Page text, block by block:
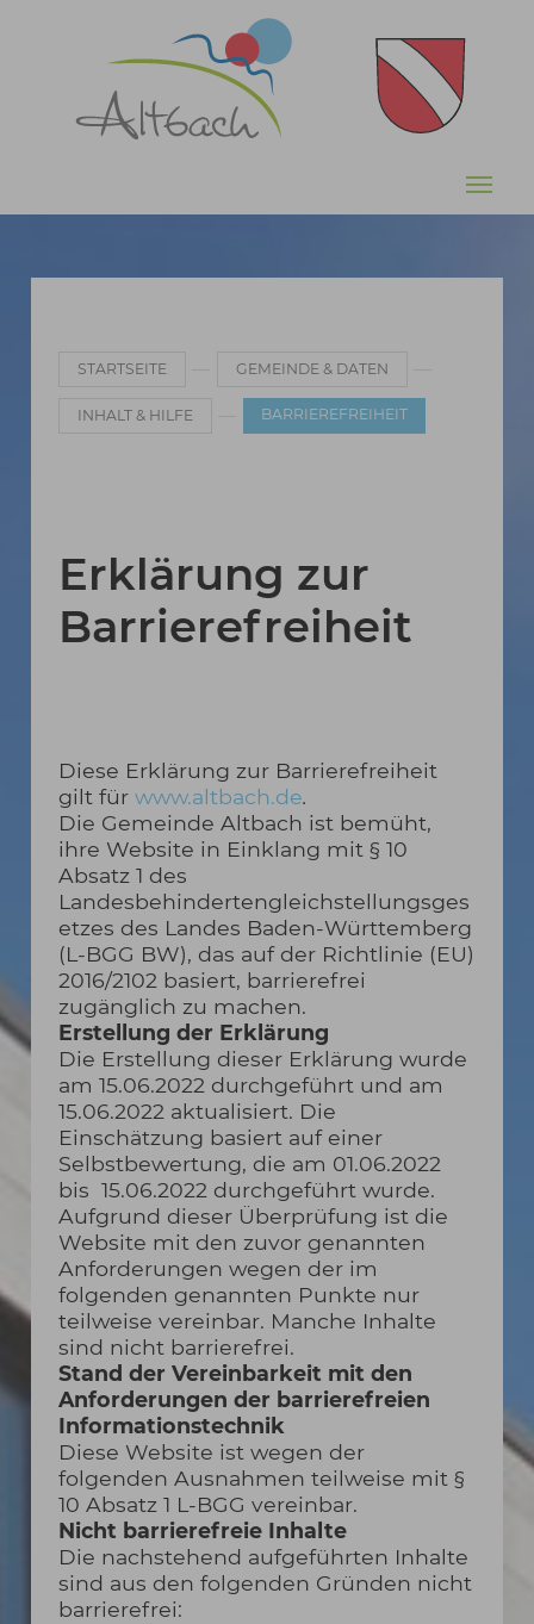
Zum Hauptinhalt springen
STARTSEITE GEMEINDE & DATEN
INHALT & HILFE BARRIEREFREIHEIT
Erklärung zur
Barrierefreiheit
Diese Erklärung zur Barrierefreiheit
gilt für www.altbach.de.
Die Gemeinde Altbach ist bemüht,
ihre Website in Einklang mit § 10
Absatz 1 des
Landesbehindertengleichstellungsges
etzes des Landes Baden-Württemberg
(L-BGG BW), das auf der Richtlinie (EU)
2016/2102 basiert, barrierefrei
zugänglich zu machen.
Erstellung der Erklärung
Die Erstellung dieser Erklärung wurde
am 15.06.2022 durchgeführt und am
15.06.2022 aktualisiert. Die
Einschätzung basiert auf einer
Selbstbewertung, die am 01.06.2022
bis 15.06.2022 durchgeführt wurde.
Aufgrund dieser Überprüfung ist die
Website mit den zuvor genannten
Anforderungen wegen der im
folgenden genannten Punkte nur
teilweise vereinbar. Manche Inhalte
sind nicht barrierefrei.
Stand der Vereinbarkeit mit den
Anforderungen der barrierefreien
Informationstechnik
Diese Website ist wegen der
folgenden Ausnahmen teilweise mit §
10 Absatz 1 L-BGG vereinbar.
Nicht barrierefreie Inhalte
Die nachstehend aufgeführten Inhalte
sind aus den folgenden Gründen nicht
barrierefrei: